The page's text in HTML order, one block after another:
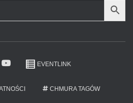
EVENTLINK
CHMURA TAGÓW